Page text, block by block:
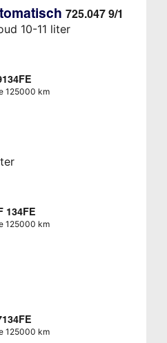
725.047 9/1
10-11 liter
125000 km
134FE
125000 km
125000 km